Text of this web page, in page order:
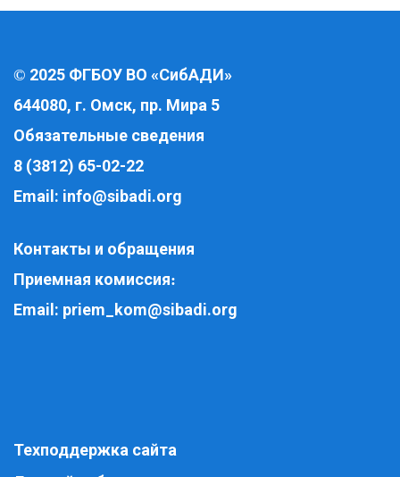
© 2025 ФГБОУ ВО «СибАДИ»
644080, г. Омск, пр. Мира 5
Обязательные сведения
8 (3812) 65-02-22
Email: info@sibadi.org
Контакты и обращения
Приемная комиссия:
Email: priem_kom@sibadi.org
Техподдержка сайта